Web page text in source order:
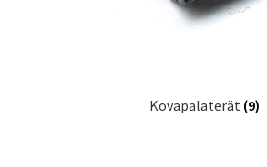
Kovapalaterät (9)